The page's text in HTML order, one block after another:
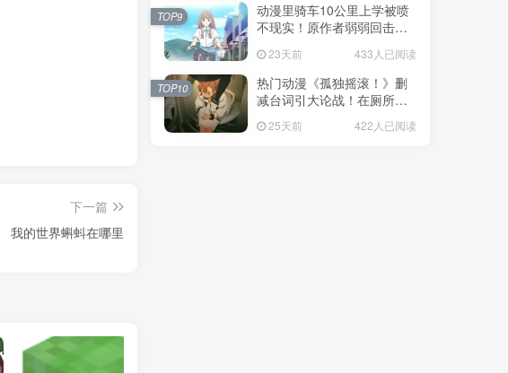
下一篇
我的世界蝌蚪在哪里
动漫里骑车10公里上学被喷
不现实！原作者弱弱回击：
常通勤！
23天前 433人已阅读
TOP9
热门动漫《孤独摇滚！》删
减台词引大论战！在厕所吃
现充！
25天前 422人已阅读
TOP10